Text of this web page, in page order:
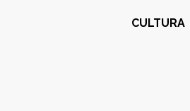
CULTURA